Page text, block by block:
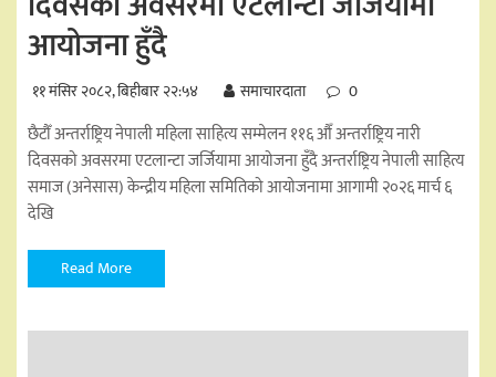
आयोजना हुँदै
११ मंसिर २०८२, बिहीबार २२:५४ समाचारदाता 0
छैटौँ अन्तर्राष्ट्रिय नेपाली महिला साहित्य सम्मेलन ११६ औँ अन्तर्राष्ट्रिय नारी
दिवसको अवसरमा एटलान्टा जर्जियामा आयोजना हुँदै अन्तर्राष्ट्रिय नेपाली साहित्य
समाज (अनेसास) केन्द्रीय महिला समितिको आयोजनामा आगामी २०२६ मार्च ६
देखि
Read More